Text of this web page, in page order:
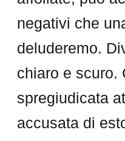
negativi che
deluderemo.
chiaro e scuro.
spregiudicata
accusata di